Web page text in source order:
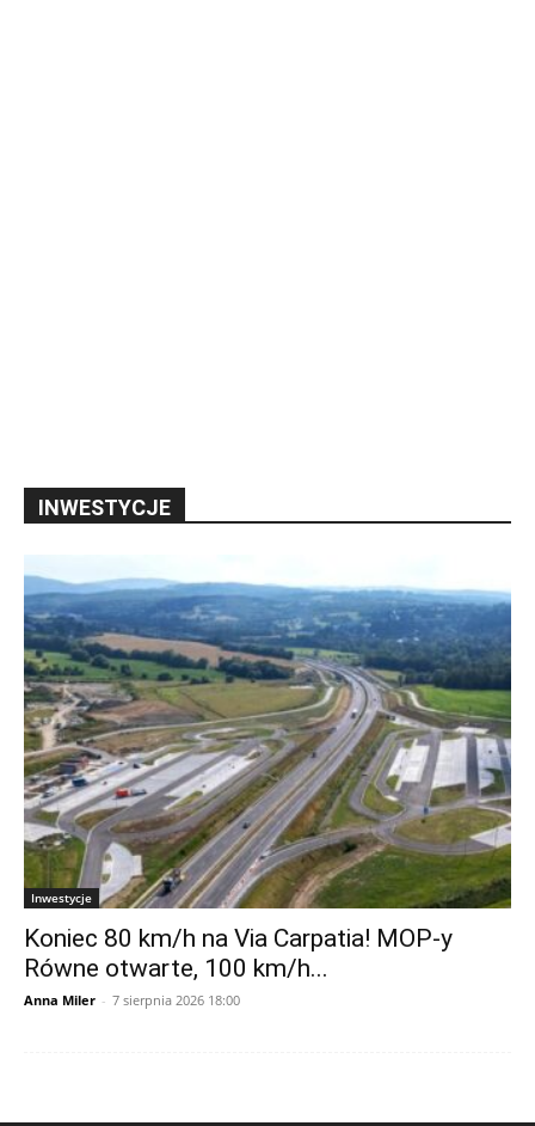
INWESTYCJE
Inwestycje
Koniec 80 km/h na Via Carpatia! MOP-y
Równe otwarte, 100 km/h...
Anna Miler - 7 sierpnia 2026 18:00